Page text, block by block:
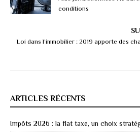
conditions
Loi dans l’immobilier : 2019 apporte des
ARTICLES RÉCENTS
Impôts 2026 : la flat taxe, un choix